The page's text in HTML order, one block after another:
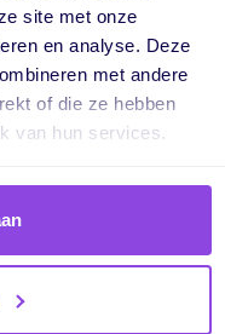
site met onze
en analyse. Deze
met andere
of die ze hebben
van hun services.
je een nog realistischer
en wordt plannen